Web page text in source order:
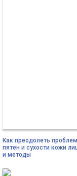
Как преодолеть
пятен и сухости кожи
и методы